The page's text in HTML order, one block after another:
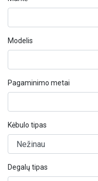
Modelis
Pagaminimo metai
Kėbulo tipas
Degalų tipas